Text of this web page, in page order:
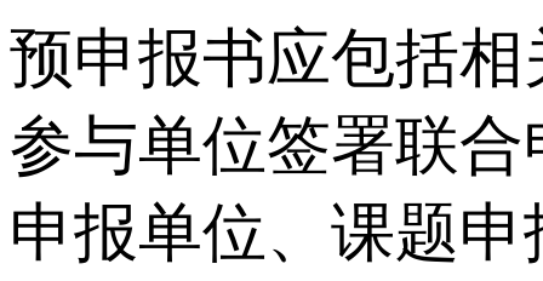
预申报书应包括
参与单位签署联
申报单位、课题